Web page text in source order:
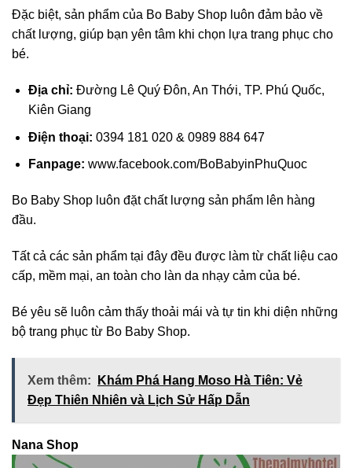
Đặc biệt, sản phẩm của Bo Baby Shop luôn đảm bảo về
chất lượng, giúp bạn yên tâm khi chọn lựa trang phục cho
bé.
Địa chỉ: Đường Lê Quý Đôn, An Thới, TP. Phú Quốc,
Kiên Giang
Điện thoại: 0394 181 020 & 0989 884 647
Fanpage: www.facebook.com/BoBabyinPhuQuoc
Bo Baby Shop luôn đặt chất lượng sản phẩm lên hàng
đầu.
Tất cả các sản phẩm tại đây đều được làm từ chất liệu cao
cấp, mềm mại, an toàn cho làn da nhạy cảm của bé.
Bé yêu sẽ luôn cảm thấy thoải mái và tự tin khi diện những
bộ trang phục từ Bo Baby Shop.
Xem thêm:
Khám Phá Hang Moso Hà Tiên: Vẻ
Đẹp Thiên Nhiên và Lịch Sử Hấp Dẫn
Nana Shop